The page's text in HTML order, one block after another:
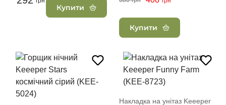
Купити
Купити
Накладка на унітаз Keeeper